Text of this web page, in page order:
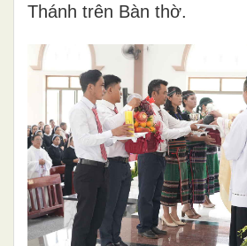
Thánh trên Bàn thờ.